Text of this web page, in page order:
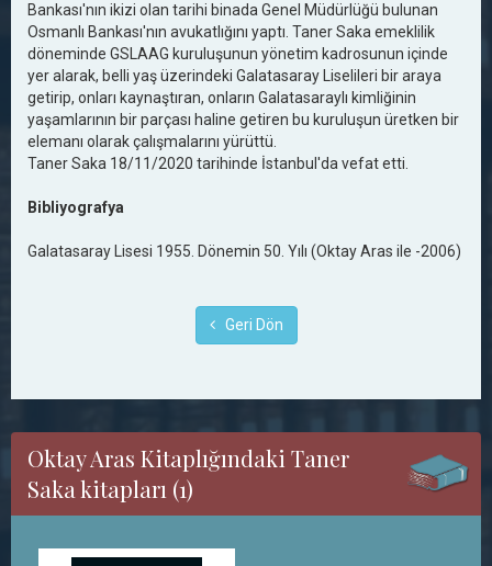
Bankası'nın ikizi olan tarihi binada Genel Müdürlüğü bulunan
Osmanlı Bankası'nın avukatlığını yaptı. Taner Saka emeklilik
döneminde GSLAAG kuruluşunun yönetim kadrosunun içinde
yer alarak, belli yaş üzerindeki Galatasaray Liselileri bir araya
getirip, onları kaynaştıran, onların Galatasaraylı kimliğinin
yaşamlarının bir parçası haline getiren bu kuruluşun üretken bir
elemanı olarak çalışmalarını yürüttü.
Taner Saka 18/11/2020 tarihinde İstanbul'da vefat etti.
Bibliyografya
Galatasaray Lisesi 1955. Dönemin 50. Yılı (Oktay Aras ile -2006)
Geri Dön
Oktay Aras Kitaplığındaki Taner
Saka kitapları (1)